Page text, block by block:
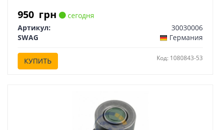
950 грн
сегодня
Артикул:
30030006
SWAG
Германия
КУПИТЬ Код: 1080843-53